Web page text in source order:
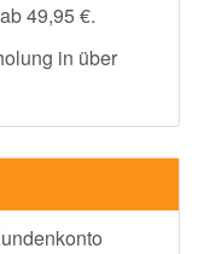
49,95 €.
in über